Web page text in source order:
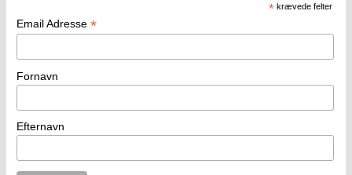
* krævede felter
Email Adresse *
Fornavn
Efternavn